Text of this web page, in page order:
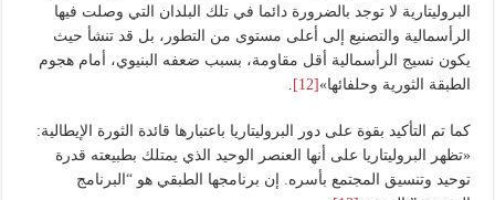
البروليتارية لا توجد بالضرورة دائما في تلك البلدان التي وصلت فيها
الرأسمالية والتصنيع إلى أعلى مستوى من التطور، بل قد تنشأ حيث
يكون نسيج الرأسمالية أقل مقاومة، بسبب ضعفه البنيوي، أمام هجوم
الطبقة الثورية وحلفائها»[12]
كما تم التأكيد بقوة على دور البروليتاريا باعتبارها قائدة الثورة الإيطالية:
«تظهر البروليتاريا على أنها العنصر الوحيد الذي يمتلك بطبيعته قدرة
توحيد وتنسيق المجتمع بأسره. إن برنامجها الطبقي هو “البرنامج